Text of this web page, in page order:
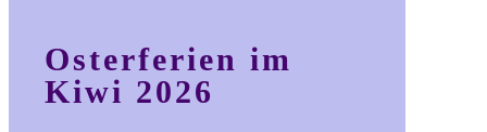
Osterferien im
Kiwi 2026